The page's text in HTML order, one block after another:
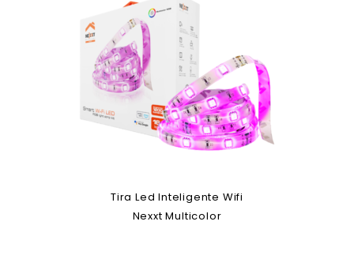
Tira Led Inteligente Wifi
Nexxt Multicolor